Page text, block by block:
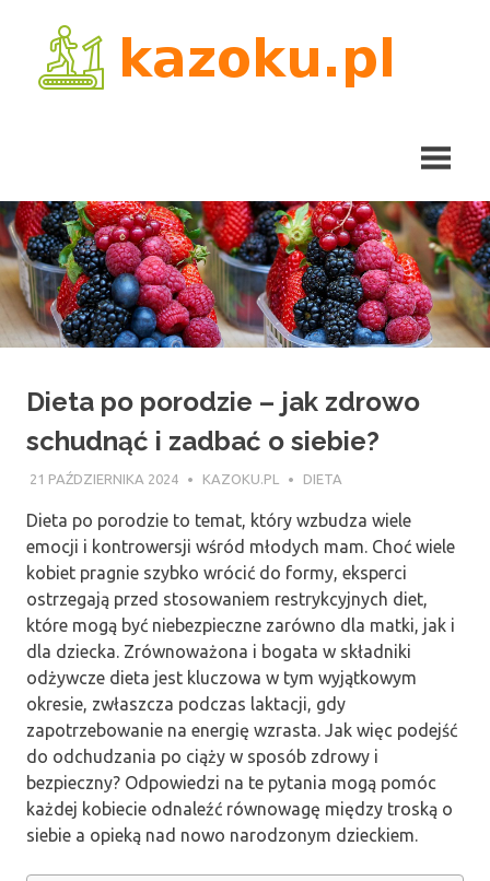
content
Dieta po porodzie – jak zdrowo
schudnąć i zadbać o siebie?
21 PAŹDZIERNIKA 2024 KAZOKU.PL DIETA
Dieta po porodzie to temat, który wzbudza wiele
emocji i kontrowersji wśród młodych mam. Choć wiele
kobiet pragnie szybko wrócić do formy, eksperci
ostrzegają przed stosowaniem restrykcyjnych diet,
które mogą być niebezpieczne zarówno dla matki, jak i
dla dziecka. Zrównoważona i bogata w składniki
odżywcze dieta jest kluczowa w tym wyjątkowym
okresie, zwłaszcza podczas laktacji, gdy
zapotrzebowanie na energię wzrasta. Jak więc podejść
do odchudzania po ciąży w sposób zdrowy i
bezpieczny? Odpowiedzi na te pytania mogą pomóc
każdej kobiecie odnaleźć równowagę między troską o
siebie a opieką nad nowo narodzonym dzieckiem.